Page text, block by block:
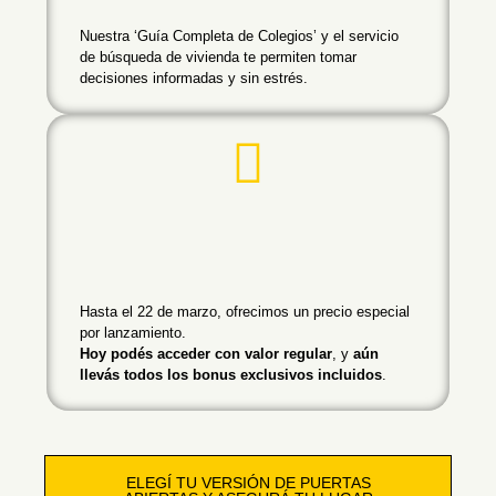
Nuestra ‘Guía Completa de Colegios’ y el servicio
de búsqueda de vivienda te permiten tomar
decisiones informadas y sin estrés.
Hasta el 22 de marzo, ofrecimos un precio especial
por lanzamiento.
Hoy podés acceder con valor regular, y aún
llevás todos los bonus exclusivos incluidos.
ELEGÍ TU VERSIÓN DE PUERTAS